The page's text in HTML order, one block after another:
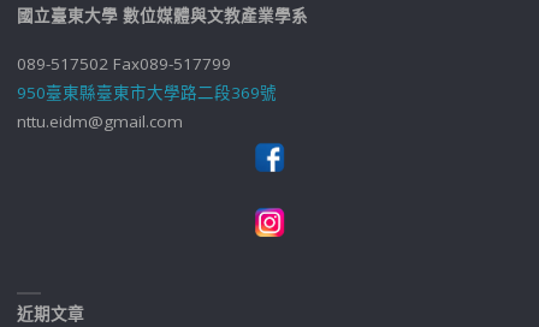
國立臺東大學 數位媒體與文教產業學系
089-517502 Fax089-517799
950臺東縣臺東市大學路二段369號
nttu.eidm@gmail.com
近期文章